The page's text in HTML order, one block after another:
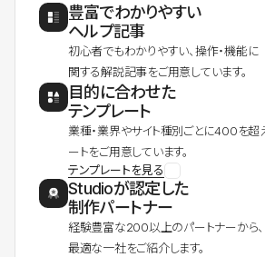
豊富でわかりやすい
ヘルプ記事
初心者でもわかりやすい、操作・機能に
関する解説記事をご用意しています。
目的に合わせた
テンプレート
業種・業界やサイト種別ごとに400を超
ートをご用意しています。
テンプレートを見る
Studioが認定した
制作パートナー
経験豊富な200以上のパートナーから、
最適な一社をご紹介します。